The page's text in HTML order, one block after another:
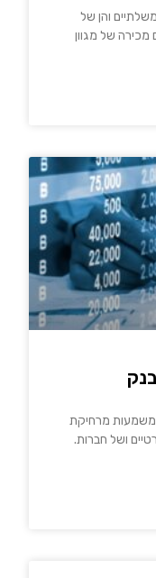
והן של
מכירה של מגוון
משמעות מרחיקת
ושל חברות.